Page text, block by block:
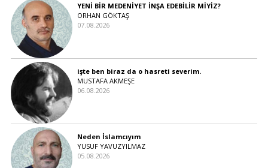
YENİ BİR MEDENİYET İNŞA EDEBİLİR MİYİZ?
ORHAN GÖKTAŞ
07.08.2026
işte ben biraz da o hasreti severim.
MUSTAFA AKMEŞE
06.08.2026
Neden İslamcıyım
YUSUF YAVUZYILMAZ
05.08.2026